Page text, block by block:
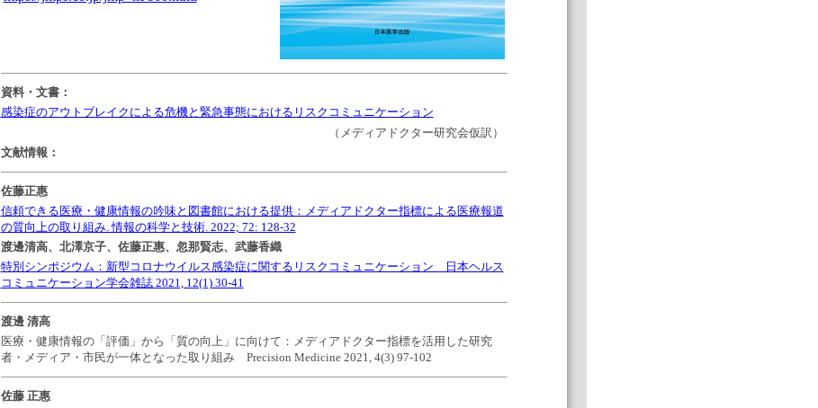
資料・文書：
感染症のアウトブレイクによる危機と緊急事態におけるリスクコミュニケーション
（メディアドクター研究会仮訳）
文献情報：
佐藤正惠
信頼できる医療・健康情報の吟味と図書館における提供：メディアドクター指標による医療報道
の質向上の取り組み. 情報の科学と技術. 2022; 72: 128-32
渡邊清高、北澤京子、佐藤正惠、忽那賢志、武藤香織
特別シンポジウム：新型コロナウイルス感染症に関するリスクコミュニケーション 日本ヘルス
コミュニケーション学会雑誌 2021, 12(1) 30-41
渡邊 清高
医療・健康情報の「評価」から「質の向上」に向けて：メディアドクター指標を活用した研究
者・メディア・市民が一体となった取り組み Precision Medicine 2021, 4(3) 97-102
佐藤 正惠